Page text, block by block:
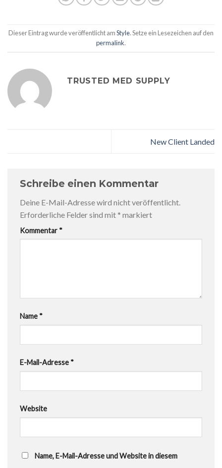
Dieser Eintrag wurde veröffentlicht amStyle. Setze ein Lesezeichen auf den
permalink.
TRUSTED MED SUPPLY
New Client Landed
Schreibe einen Kommentar
Deine E-Mail-Adresse wird nicht veröffentlicht.
Erforderliche Felder sind mit * markiert
Kommentar *
Name *
E-Mail-Adresse *
Website
Name, E-Mail-Adresse und Website in diesem